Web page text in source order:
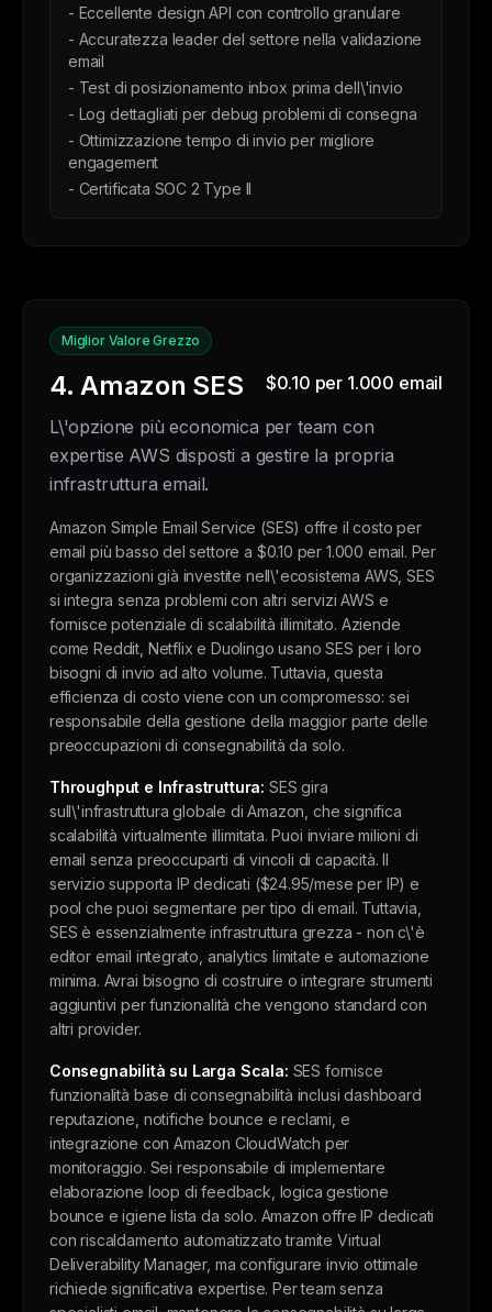
- Eccellente design API con controllo granulare
- Accuratezza leader del settore nella validazione
email
- Test di posizionamento inbox prima dell\'invio
- Log dettagliati per debug problemi di consegna
- Ottimizzazione tempo di invio per migliore
engagement
- Certificata SOC 2 Type II
Miglior Valore Grezzo
4. Amazon SES
$0.10 per 1.000 email
L\'opzione più economica per team con
expertise AWS disposti a gestire la propria
infrastruttura email.
Amazon Simple Email Service (SES) offre il costo per
email più basso del settore a $0.10 per 1.000 email. Per
organizzazioni già investite nell\'ecosistema AWS, SES
si integra senza problemi con altri servizi AWS e
fornisce potenziale di scalabilità illimitato. Aziende
come Reddit, Netflix e Duolingo usano SES per i loro
bisogni di invio ad alto volume. Tuttavia, questa
efficienza di costo viene con un compromesso: sei
responsabile della gestione della maggior parte delle
preoccupazioni di consegnabilità da solo.
Throughput e Infrastruttura: SES gira
sull\'infrastruttura globale di Amazon, che significa
scalabilità virtualmente illimitata. Puoi inviare milioni di
email senza preoccuparti di vincoli di capacità. Il
servizio supporta IP dedicati ($24.95/mese per IP) e
pool che puoi segmentare per tipo di email. Tuttavia,
SES è essenzialmente infrastruttura grezza - non c\'è
editor email integrato, analytics limitate e automazione
minima. Avrai bisogno di costruire o integrare strumenti
aggiuntivi per funzionalità che vengono standard con
altri provider.
Consegnabilità su Larga Scala: SES fornisce
funzionalità base di consegnabilità inclusi dashboard
reputazione, notifiche bounce e reclami, e
integrazione con Amazon CloudWatch per
monitoraggio. Sei responsabile di implementare
elaborazione loop di feedback, logica gestione
bounce e igiene lista da solo. Amazon offre IP dedicati
con riscaldamento automatizzato tramite Virtual
Deliverability Manager, ma configurare invio ottimale
richiede significativa expertise. Per team senza